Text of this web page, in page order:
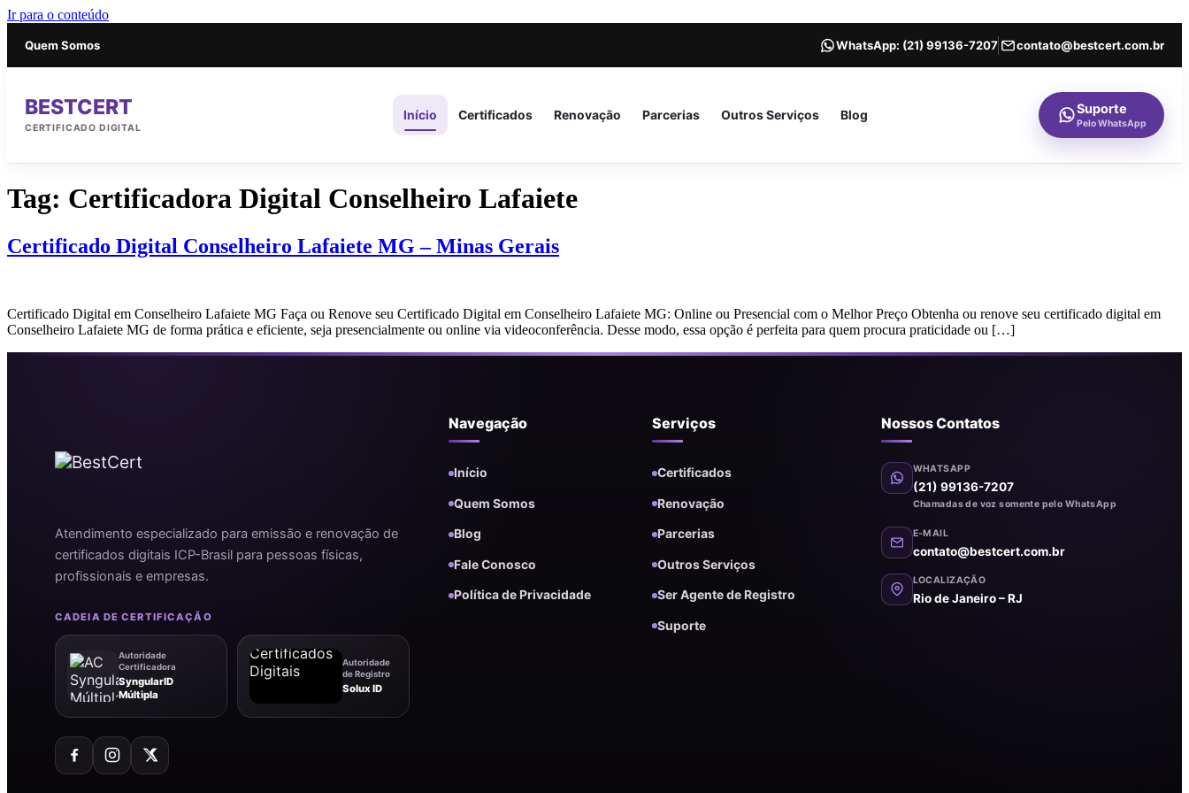
Ir para o conteúdo
Quem Somos WhatsApp: (21) 99136-7207 contato@bestcert.com.br
BESTCERT
CERTIFICADO DIGITAL
Início Certificados Renovação Parcerias Outros Serviços Blog Suporte
Pelo WhatsApp
Tag: Certificadora Digital Conselheiro Lafaiete
Certificado Digital Conselheiro Lafaiete MG – Minas Gerais
Certificado Digital em Conselheiro Lafaiete MG Faça ou Renove seu Certificado Digital em Conselheiro Lafaiete MG: Online ou Presencial com o Melhor Preço Obtenha ou renove seu certificado digital em
Conselheiro Lafaiete MG de forma prática e eficiente, seja presencialmente ou online via videoconferência. Desse modo, essa opção é perfeita para quem procura praticidade ou […]
Atendimento especializado para emissão e renovação de
certificados digitais ICP-Brasil para pessoas físicas,
profissionais e empresas.
CADEIA DE CERTIFICAÇÃO
Autoridade
Certificadora
SyngularID
Múltipla
Autoridade
de Registro
Solux ID
Navegação
Início
Quem Somos
Blog
Fale Conosco
Política de Privacidade
Serviços
Certificados
Renovação
Parcerias
Outros Serviços
Ser Agente de Registro
Suporte
Nossos Contatos
WHATSAPP
(21) 99136-7207
Chamadas de voz somente pelo WhatsApp
E-MAIL
contato@bestcert.com.br
LOCALIZAÇÃO
Rio de Janeiro – RJ